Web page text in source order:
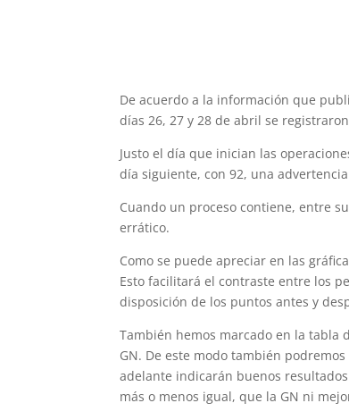
De acuerdo a la información que
días 26, 27 y 28 de abril se
Justo el día que inician las
día siguiente, con 92, una
Cuando un proceso contiene, entre
errático.
Como se puede apreciar en las
Esto facilitará el contraste entre los
disposición de los puntos antes y
También hemos marcado en la tabla
GN. De este modo también
adelante indicarán buenos
más o menos igual, que la GN ni